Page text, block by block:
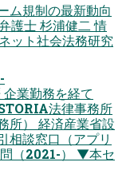
ム規制の最新動向
護士 杉浦健二 情
ット社会法務研究
業勤務を経て
法律事務所
所） 経済産業省設
相談窓口（アプリ
（2021-） ▼本セ